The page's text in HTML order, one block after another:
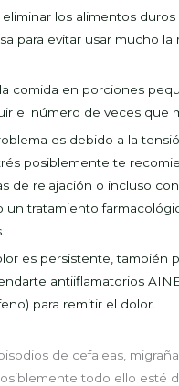
los alimentos
para evitar usar mucho la
comida en porciones
el número de veces que
es debido a la
posiblemente te
de relajación o incluso
un tratamiento
es persistente, también
antiiflamatorios
para remitir el dolor.
de cefaleas,
todo ello esté